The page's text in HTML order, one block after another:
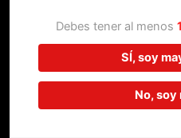
trabajando
Debes tener al menos
SÍ, soy
No, soy